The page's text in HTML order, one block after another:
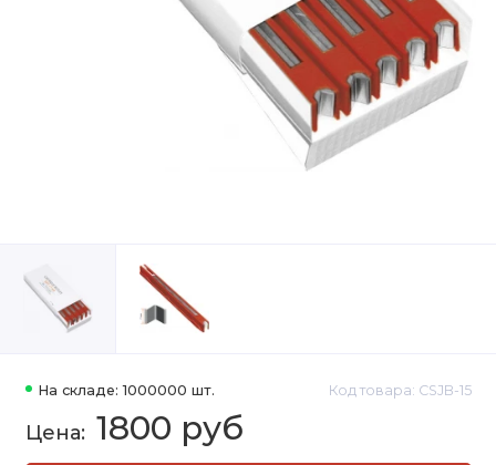
На складе: 1000000 шт. Код товара: CSJB-15
1800 руб